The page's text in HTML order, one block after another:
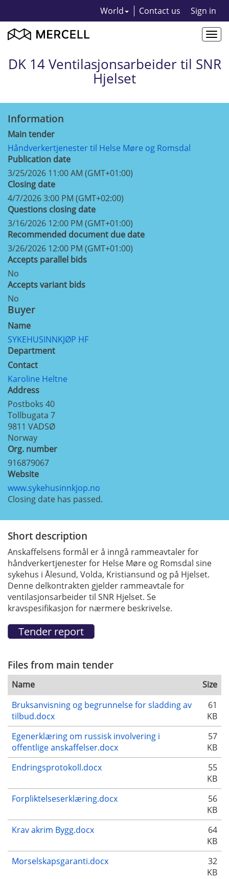
World Contact us Sign in
DK 14 Ventilasjonsarbeider til SNR
Hjelset
Information
Main tender
Håndverkertjenester til Helse Møre og Romsdal
Publication date
3/25/2026 11:00 AM (GMT+01:00)
Closing date
4/7/2026 3:00 PM (GMT+02:00)
Questions closing date
3/16/2026 12:00 PM (GMT+01:00)
Recommended document due date
3/26/2026 12:00 PM (GMT+01:00)
Accepts parallel bids
No
Accepts variant bids
No
Buyer
Name
SYKEHUSINNKJØP HF
Department
Contact
Karoline Heltne
Address
Postboks 40
Tollbugata 7
9811 VADSØ
Norway
Org. number
916879067
Website
www.sykehusinnkjop.no
Closing date has passed.
Short description
Anskaffelsens formål er å inngå rammeavtaler for
håndverkertjenester for Helse Møre og Romsdal sine
sykehus i Ålesund, Volda, Kristiansund og på Hjelset.
Denne delkontrakten gjelder rammeavtale for
ventilasjonsarbeider til SNR Hjelset. Se
kravspesifikasjon for nærmere beskrivelse.
Files from main tender
Name
Size
Bruksanvisning og begrunnelse for sladding av
tilbud.docx
61
KB
Egenerklæring om russisk involvering i
offentlige anskaffelser.docx
57
KB
Endringsprotokoll.docx
55
KB
Forpliktelseserklæring.docx
56
KB
Krav akrim Bygg.docx
64
KB
Morselskapsgaranti.docx
32
KB